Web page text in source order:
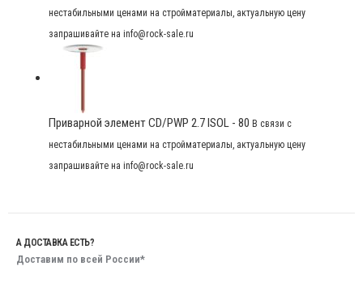
нестабильными ценами на стройматериалы, актуальную цену
запрашивайте на info@rock-sale.ru
Приварной элемент CD/PWP 2.7 ISOL - 80 В связи с
нестабильными ценами на стройматериалы, актуальную цену
запрашивайте на info@rock-sale.ru
А ДОСТАВКА ЕСТЬ?
Доставим по всей России*